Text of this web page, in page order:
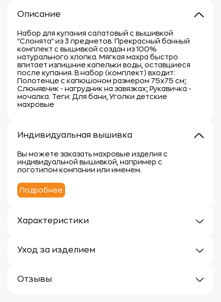
Описание
Набор для купания салатовый с вышивкой
"Слонята" из 3 предметов. Прекрасный банный
комплект с вышивкой создан из 100%
натурального хлопка. Мягкая махра быстро
впитает излишние капельки воды, оставшиеся
после купания. В набор (комплект) входит:
Полотенце с капюшоном размером 75х75 см;
Слюнявчик - нагрудник на завязках; Рукавичка -
мочалка. Теги: Для бани, Уголки детские
махровые
Индивидуальная вышивка
Вы можете заказать махровые изделия с
индивидуальной вышивкой, например с
логотипом компании или именем.
Подробнее
Характеристики
Материал: 100% хлопок
Уход за изделием
чтобы сохранить их мягкость, впитывающие
Отзывы